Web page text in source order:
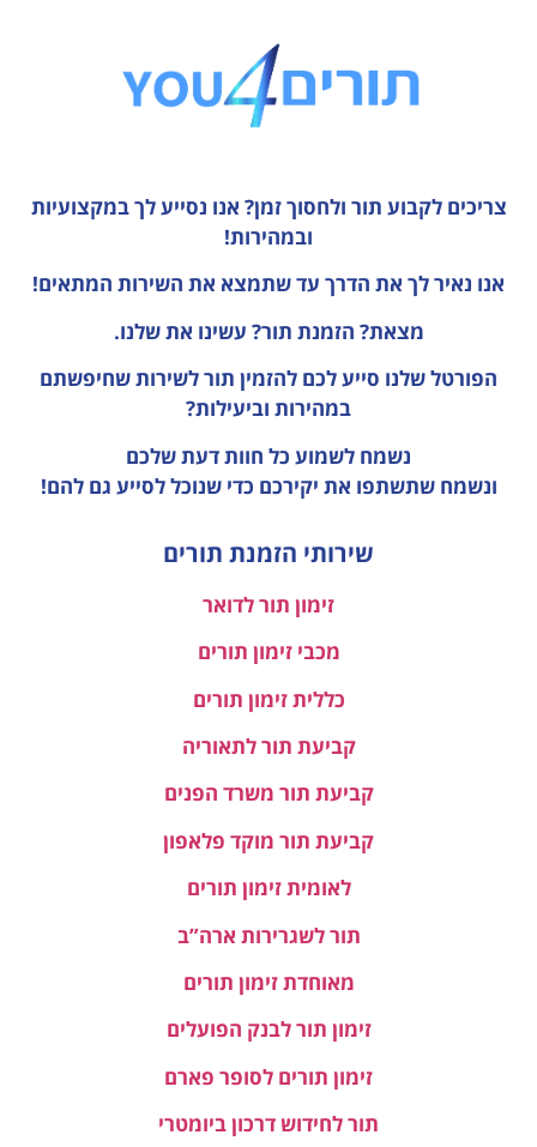
צריכים לקבוע תור ולחסוך זמן? אנו נסייע לך במקצועיות
ובמהירות!
אנו נאיר לך את הדרך עד שתמצא את השירות המתאים!
מצאת? הזמנת תור? עשינו את שלנו.
הפורטל שלנו סייע לכם להזמין תור לשירות שחיפשתם
במהירות וביעילות?
נשמח לשמוע כל חוות דעתשלכם
ונשמח שתשתפו את יקירכם כדי שנוכל לסייע גם להם!
שירותי הזמנת תורים
זימון תור לדואר
מכבי זימון תורים
כללית זימון תורים
קביעת תור לתאוריה
קביעת תור משרד הפנים
קביעת תור מוקד פלאפון
לאומית זימון תורים
תור לשגרירות ארה”ב
מאוחדת זימון תורים
זימון תור לבנק הפועלים
זימון תורים לסופר פארם
תור לחידוש דרכון ביומטרי